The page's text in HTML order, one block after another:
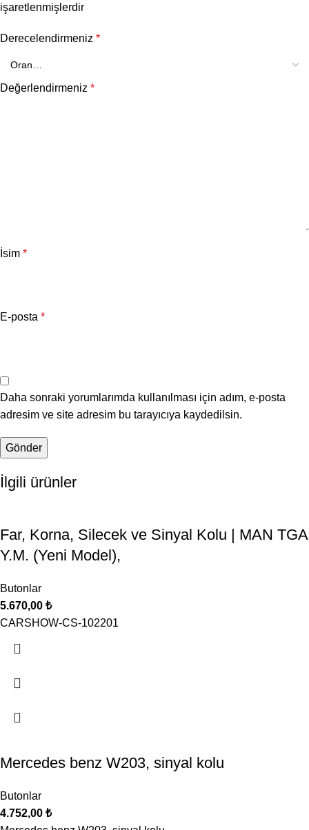
işaretlenmişlerdir
Derecelendirmeniz *
Değerlendirmeniz *
İsim *
E-posta *
Daha sonraki yorumlarımda kullanılması için adım, e-posta
adresim ve site adresim bu tarayıcıya kaydedilsin.
İlgili ürünler
Far, Korna, Silecek ve Sinyal Kolu | MAN TGA
Y.M. (Yeni Model),
Butonlar
5.670,00 ₺
CARSHOW-CS-102201
Mercedes benz W203, sinyal kolu
Butonlar
4.752,00 ₺